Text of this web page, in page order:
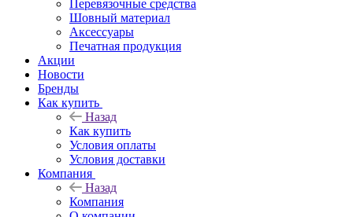
Перевязочные средства
Шовный материал
Аксессуары
Печатная продукция
Акции
Новости
Бренды
Как купить
Назад
Как купить
Условия оплаты
Условия доставки
Компания
Назад
Компания